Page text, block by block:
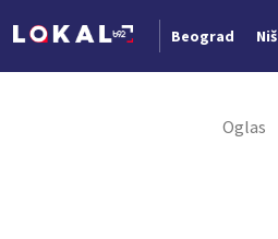
Beograd Niš